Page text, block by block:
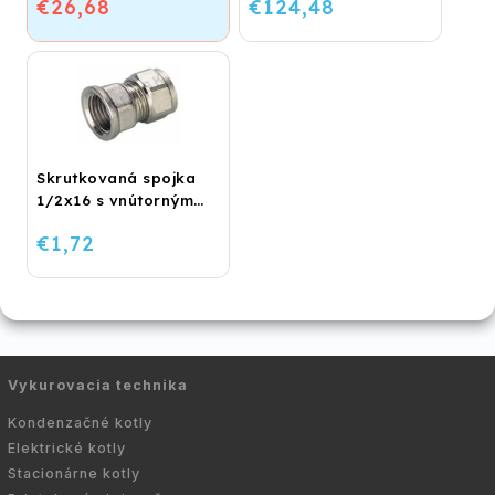
€26,68 €124,48
Skrutkovaná spojka
1/2x16 s vnútorným
€1,72
Vykurovacia technika
Kondenzačné kotly
Elektrické kotly
Stacionárne kotly